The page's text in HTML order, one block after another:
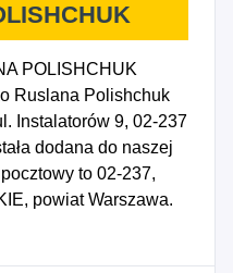
POLISHCHUK
Ruslana Polishchuk
Instalatorów 9, 02-237
dodana do naszej
to 02-237,
powiat Warszawa.
NIP to